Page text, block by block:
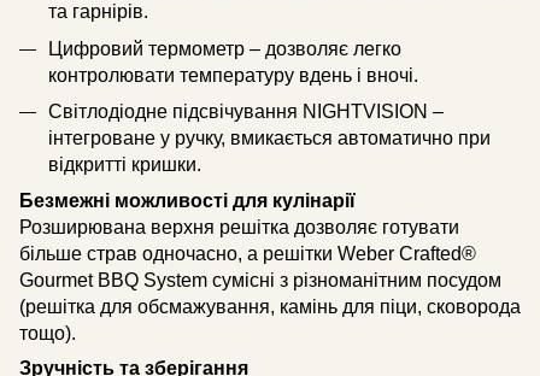
та гарнірів.
Цифровий термометр – дозволяє легко
контролювати температуру вдень і вночі.
Світлодіодне підсвічування NIGHTVISION –
інтегроване у ручку, вмикається автоматично при
відкритті кришки.
Безмежні можливості для кулінарії
Розширювана верхня решітка дозволяє готувати
більше страв одночасно, а решітки Weber Crafted®
Gourmet BBQ System сумісні з різноманітним посудом
(решітка для обсмажування, камінь для піци, сковорода
тощо).
Зручність та зберігання